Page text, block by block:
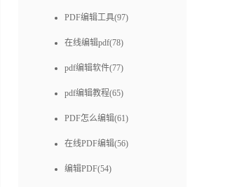
PDF编辑工具(97)
在线编辑pdf(78)
pdf编辑软件(77)
pdf编辑教程(65)
PDF怎么编辑(61)
在线PDF编辑(56)
编辑PDF(54)